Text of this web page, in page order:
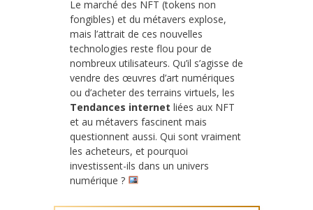
Le marché des NFT (tokens non
fongibles) et du métavers explose,
mais l’attrait de ces nouvelles
technologies reste flou pour de
nombreux utilisateurs. Qu’il s’agisse de
vendre des œuvres d’art numériques
ou d’acheter des terrains virtuels, les
Tendances internet liées aux NFT
et au métavers fascinent mais
questionnent aussi. Qui sont vraiment
les acheteurs, et pourquoi
investissent-ils dans un univers
numérique ?